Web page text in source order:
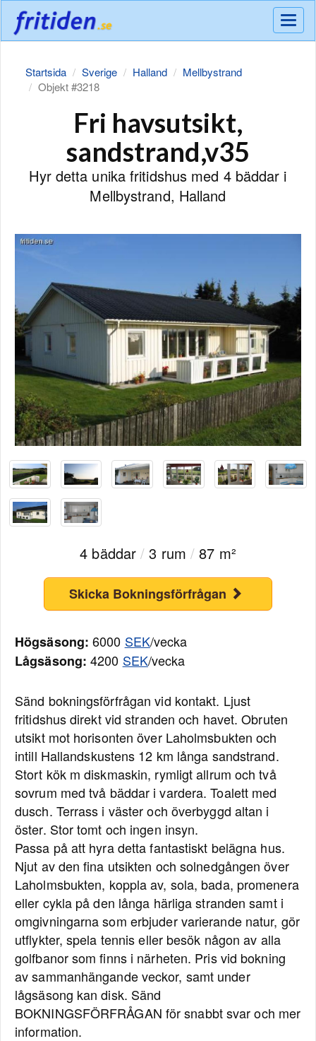
Meny
Startsida Sverige Halland
Mellbystrand
Objekt #3218
Fri havsutsikt,
sandstrand,v35
Hyr detta unika fritidshus med 4 bäddar i
Mellbystrand, Halland
4 bäddar/ 3 rum / 87 m²
Skicka Bokningsförfrågan
Högsäsong: 6000 SEK/vecka
Lågsäsong: 4200 SEK/vecka
Sänd bokningsförfrågan vid kontakt. Ljust
fritidshus direkt vid stranden och havet. Obruten
utsikt mot horisonten över Laholmsbukten och
intill Hallandskustens 12 km långa sandstrand.
Stort kök m diskmaskin, rymligt allrum och två
sovrum med två bäddar i vardera. Toalett med
dusch. Terrass i väster och överbyggd altan i
öster. Stor tomt och ingen insyn.
Passa på att hyra detta fantastiskt belägna hus.
Njut av den fina utsikten och solnedgången över
Laholmsbukten, koppla av, sola, bada, promenera
eller cykla på den långa härliga stranden samt i
omgivningarna som erbjuder varierande natur, gör
utflykter, spela tennis eller besök någon av alla
golfbanor som finns i närheten. Pris vid bokning
av sammanhängande veckor, samt under
lågsäsong kan disk. Sänd
BOKNINGSFÖRFRÅGAN för snabbt svar och mer
information.